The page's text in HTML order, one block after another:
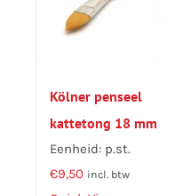
Kölner penseel
kattetong 18 mm
Eenheid: p.st.
€9,50 incl. btw